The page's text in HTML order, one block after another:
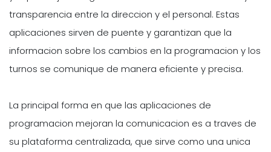
transparencia entre la direccion y el personal. Estas
aplicaciones sirven de puente y garantizan que la
informacion sobre los cambios en la programacion y los
turnos se comunique de manera eficiente y precisa.
La principal forma en que las aplicaciones de
programacion mejoran la comunicacion es a traves de
su plataforma centralizada, que sirve como una unica